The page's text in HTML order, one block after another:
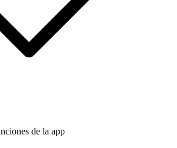
de la app